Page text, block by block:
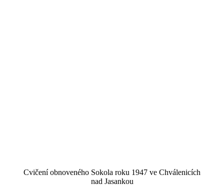
Cvičení obnoveného Sokola roku 1947 ve Chválenicích
nad Jasankou